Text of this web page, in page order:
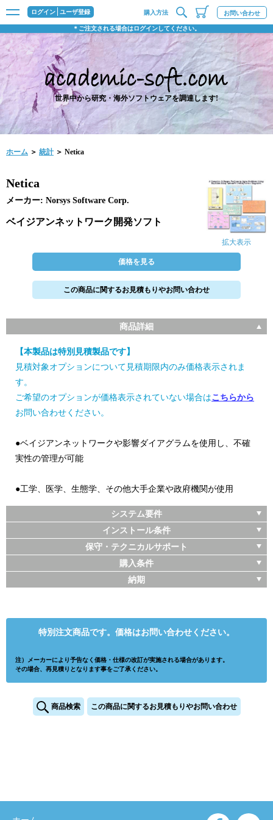
ログイン ユーザ登録
＊ご注文される場合はログインしてください。
購入方法 お問い合わせ
世界中から研究・海外ソフトウェアを調達します!
ホーム ＞ 統計＞ Netica
拡大表示
Netica
メーカー: Norsys Software Corp.
ベイジアンネットワーク開発ソフト
価格を見る
この商品に関するお見積もりやお問い合わせ
商品詳細
【本製品は特別見積製品です】
見積対象オプションについて見積期限内のみ価格表示されま
す。
ご希望のオプションが価格表示されていない場合はこちらから
お問い合わせください。
●ベイジアンネットワークや影響ダイアグラムを使用し、不確
実性の管理が可能
●工学、医学、生態学、その他大手企業や政府機関が使用
システム要件
インストール条件
保守・テクニカルサポート
購入条件
納期
特別注文商品です。価格はお問い合わせください。
注）メーカーにより予告なく価格・仕様の改訂が実施される場合があります。
その場合、再見積りとなります事をご了承ください。
商品検索 この商品に関するお見積もりやお問い合わせ